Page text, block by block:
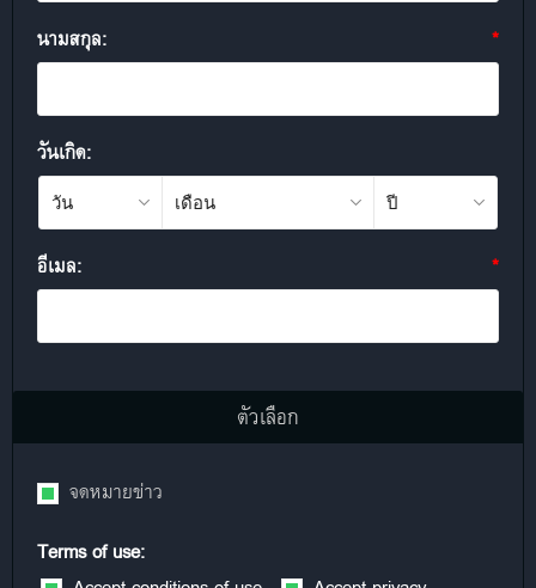
นามสกุล: *
วันเกิด:
อีเมล: *
ตัวเลือก
จดหมายข่าว
Terms of use: